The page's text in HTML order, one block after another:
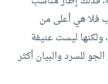
فلا هي أعلى من
ليست عنيفة
للسرد والبيان أكثر